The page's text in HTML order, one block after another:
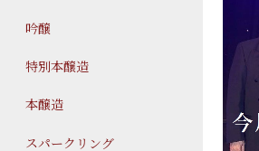
吟醸
特別本醸造
本醸造
スパークリング